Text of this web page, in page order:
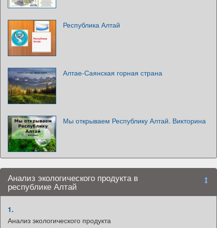
Республика Алтай
Алтае-Саянская горная страна
Мы открываем Республику Алтай. Викторина
Анализ экологического продукта в
республике Алтай
1.
Анализ экологического продукта